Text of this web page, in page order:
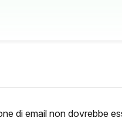
di email non dovrebbe